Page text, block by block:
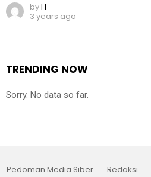
byH
3 years ago
TRENDING NOW
Sorry. No data so far.
Pedoman Media Siber Redaksi